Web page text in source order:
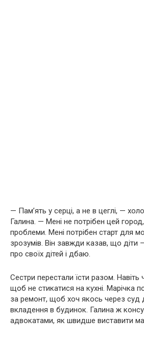
— Пам’ять у серці, а не в цеглі, —
Галина. — Мені не потрібен цей город,
проблеми. Мені потрібен старт для
зрозумів. Він завжди казав, що діти
про своїх дітей і дбаю.
Сестри перестали їсти разом. Навіть
щоб не стикатися на кухні. Марічка
за ремонт, щоб хоч якось через суд
вкладення в будинок. Галина ж
адвокатами, як швидше виставити